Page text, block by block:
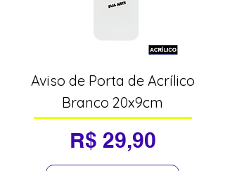
Aviso de Porta de Acrílico
Branco 20x9cm
Preço
R$ 29,90